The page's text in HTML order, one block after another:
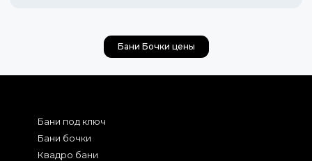
Бани Бочки цены
Бани под ключ
Бани бочки
Квадро бани